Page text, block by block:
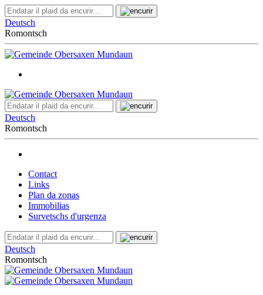
Deutsch
Romontsch
Deutsch
Romontsch
Contact
Links
Plan da zonas
Immobilias
Survetschs d'urgenza
Deutsch
Romontsch